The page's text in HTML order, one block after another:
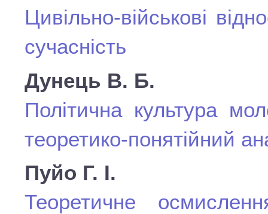
Цивільно-військові
сучасність
Дунець В. Б.
Політична культура
теоретико-понятійний
Пуйо Г. І.
Теоретичне